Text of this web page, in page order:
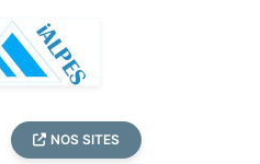
NOS SITES